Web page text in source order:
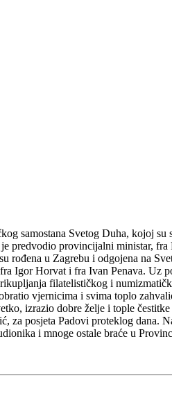
samostana Svetog Duha, kojoj
predvodio provincijalni ministar,
rođena u Zagrebu i odgojena na
Igor Horvat i fra Ivan Penava. Uz
filatelističkog i
vjernicima i svima toplo
izrazio dobre želje i tople
za posjeta Padovi proteklog dana.
i mnoge ostale braće u